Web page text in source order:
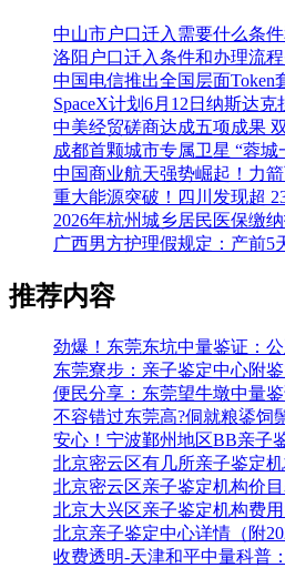
广西男方护理假规定：产前5
推荐内容
北京密云区有几所亲子鉴定机